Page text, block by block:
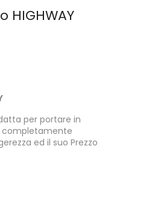
HIGHWAY
per portare in
completamente
ed il suo Prezzo